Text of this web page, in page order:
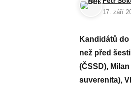
17. září
Kandidátů
než před
(ČSSD),
suverenita),